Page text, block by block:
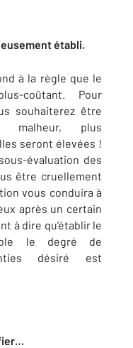
établi.
à la règle que le
coûtant. Pour
souhaiterez être
plus
seront élevées !
évaluation des
être cruellement
vous conduira à
après un certain
à dire qu’établir le
le degré de
désiré est